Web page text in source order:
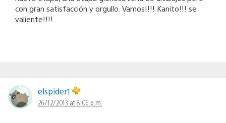
con gran satisfacción y orgullo. Vamos!!!! Kanito!!! se
valiente!!!!
elspider1
26/12/2013 at 8:06 p.m.